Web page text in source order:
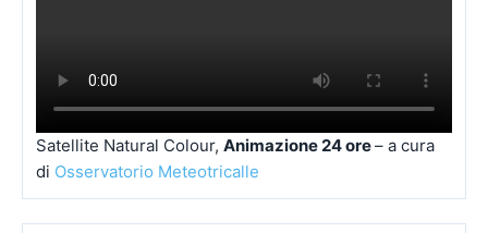
Satellite Natural Colour, Animazione 24 ore– a cura
di Osservatorio Meteotricalle